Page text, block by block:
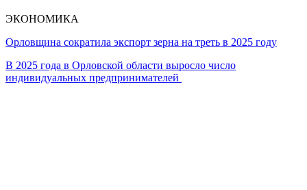
ЭКОНОМИКА
Орловщина сократила экспорт зерна на треть в 2025 году
В 2025 года в Орловской области выросло число
индивидуальных предпринимателей